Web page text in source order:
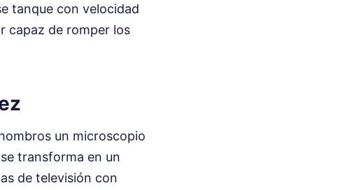
tanque con velocidad
capaz de romper los
un microscopio
transforma en un
de televisión con